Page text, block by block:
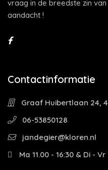
vraag in de breedste zin
aandacht !
Contactinformatie
Graaf Huibertlaan 24,
06-53850128
jandegier@kloren.nl
Ma 11.00 - 16:30 & Di - Vr